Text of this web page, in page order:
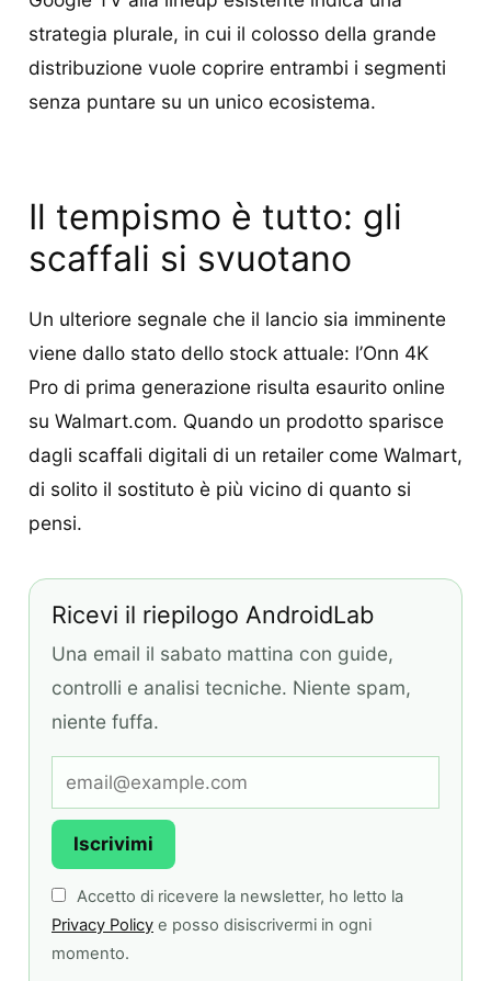
strategia plurale, in cui il colosso della grande
distribuzione vuole coprire entrambi i segmenti
senza puntare su un unico ecosistema.
Il tempismo è tutto: gli
scaffali si svuotano
Un ulteriore segnale che il lancio sia imminente
viene dallo stato dello stock attuale: l’Onn 4K
Pro di prima generazione risulta esaurito online
su Walmart.com. Quando un prodotto sparisce
dagli scaffali digitali di un retailer come Walmart,
di solito il sostituto è più vicino di quanto si
pensi.
Ricevi il riepilogo AndroidLab
Una email il sabato mattina con guide,
controlli e analisi tecniche. Niente spam,
niente fuffa.
Iscrivimi
Accetto di ricevere la newsletter, ho letto la
Privacy Policy e posso disiscrivermi in ogni
momento.